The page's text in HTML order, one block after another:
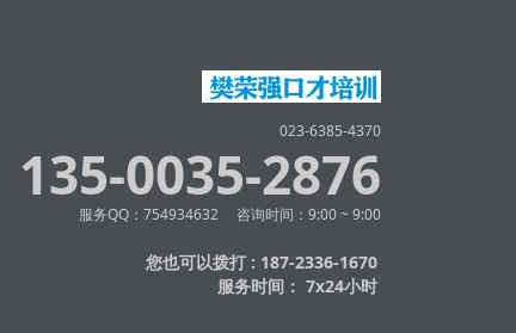
023-6385-4370
135-0035-2876
服务QQ：754934632 咨询时间：9:00 ~ 9:00
您也可以拨打 : 187-2336-1670
服务时间： 7x24小时